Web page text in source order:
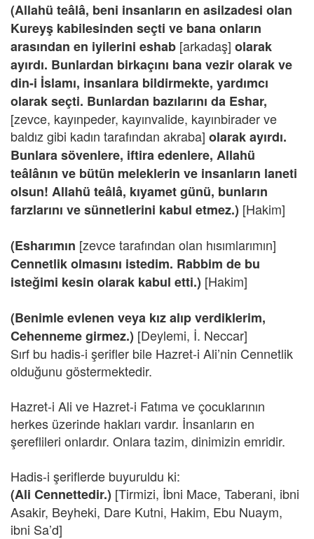
(Allahü teâlâ, beni insanların en asilzadesi olan
Kureyş kabilesinden seçti ve bana onların
arasından en iyilerini eshab [arkadaş] olarak
ayırdı. Bunlardan birkaçını bana vezir olarak ve
din-i İslamı, insanlara bildirmekte, yardımcı
olarak seçti. Bunlardan bazılarını da Eshar,
[zevce, kayınpeder, kayınvalide, kayınbirader ve
baldız gibi kadın tarafından akraba] olarak ayırdı.
Bunlara sövenlere, iftira edenlere, Allahü
teâlânın ve bütün meleklerin ve insanların laneti
olsun! Allahü teâlâ, kıyamet günü, bunların
farzlarını ve sünnetlerini kabul etmez.) [Hakim]
(Esharımın [zevce tarafından olan hısımlarımın]
Cennetlik olmasını istedim. Rabbim de bu
isteğimi kesin olarak kabul etti.) [Hakim]
(Benimle evlenen veya kız alıp verdiklerim,
Cehenneme girmez.) [Deylemi, İ. Neccar]
Sırf bu hadis-i şerifler bile Hazret-i Ali’nin Cennetlik
olduğunu göstermektedir.
Hazret-i Ali ve Hazret-i Fatıma ve çocuklarının
herkes üzerinde hakları vardır. İnsanların en
şereflileri onlardır. Onlara tazim, dinimizin emridir.
Hadis-i şeriflerde buyuruldu ki:
(Ali Cennettedir.) [Tirmizi, İbni Mace, Taberani, ibni
Asakir, Beyheki, Dare Kutni, Hakim, Ebu Nuaym,
ibni Sa’d]